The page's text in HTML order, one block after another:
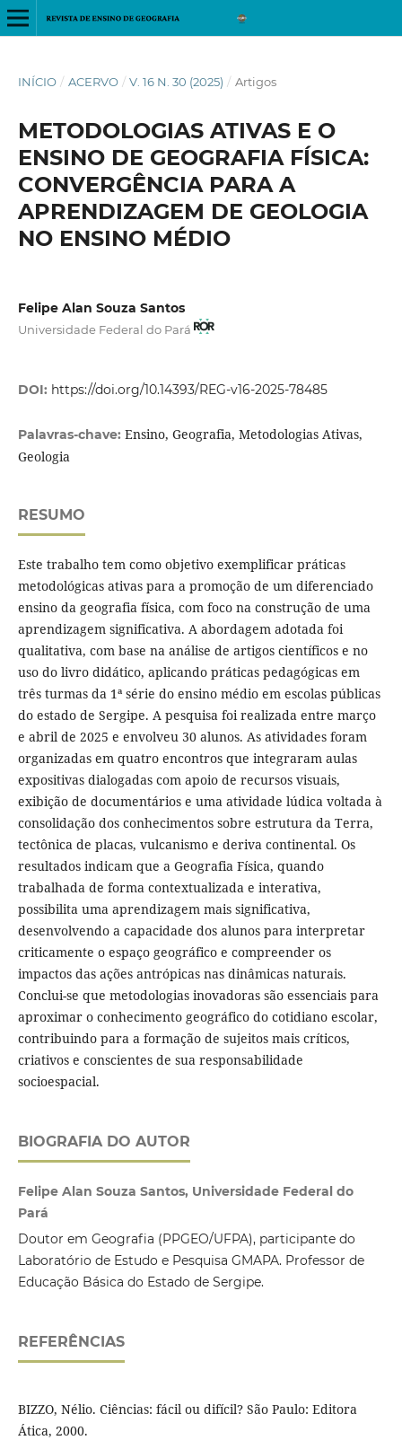
INÍCIO / ACERVO / V. 16 N. 30 (2025) / Artigos
METODOLOGIAS ATIVAS E O
ENSINO DE GEOGRAFIA FÍSICA:
CONVERGÊNCIA PARA A
APRENDIZAGEM DE GEOLOGIA
NO ENSINO MÉDIO
Felipe Alan Souza Santos
Universidade Federal do Pará
DOI: https://doi.org/10.14393/REG-v16-2025-78485
Palavras-chave: Ensino, Geografia, Metodologias Ativas,
Geologia
RESUMO
Este trabalho tem como objetivo exemplificar práticas
metodológicas ativas para a promoção de um diferenciado
ensino da geografia física, com foco na construção de uma
aprendizagem significativa. A abordagem adotada foi
qualitativa, com base na análise de artigos científicos e no
uso do livro didático, aplicando práticas pedagógicas em
três turmas da 1ª série do ensino médio em escolas públicas
do estado de Sergipe. A pesquisa foi realizada entre março
e abril de 2025 e envolveu 30 alunos. As atividades foram
organizadas em quatro encontros que integraram aulas
expositivas dialogadas com apoio de recursos visuais,
exibição de documentários e uma atividade lúdica voltada à
consolidação dos conhecimentos sobre estrutura da Terra,
tectônica de placas, vulcanismo e deriva continental. Os
resultados indicam que a Geografia Física, quando
trabalhada de forma contextualizada e interativa,
possibilita uma aprendizagem mais significativa,
desenvolvendo a capacidade dos alunos para interpretar
criticamente o espaço geográfico e compreender os
impactos das ações antrópicas nas dinâmicas naturais.
Conclui-se que metodologias inovadoras são essenciais para
aproximar o conhecimento geográfico do cotidiano escolar,
contribuindo para a formação de sujeitos mais críticos,
criativos e conscientes de sua responsabilidade
socioespacial.
BIOGRAFIA DO AUTOR
Felipe Alan Souza Santos, Universidade Federal do
Pará
Doutor em Geografia (PPGEO/UFPA), participante do
Laboratório de Estudo e Pesquisa GMAPA. Professor de
Educação Básica do Estado de Sergipe.
REFERÊNCIAS
BIZZO, Nélio. Ciências: fácil ou difícil? São Paulo: Editora
Ática, 2000.